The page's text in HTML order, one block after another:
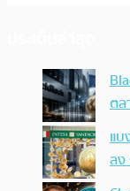
ตล
แบ
ลง